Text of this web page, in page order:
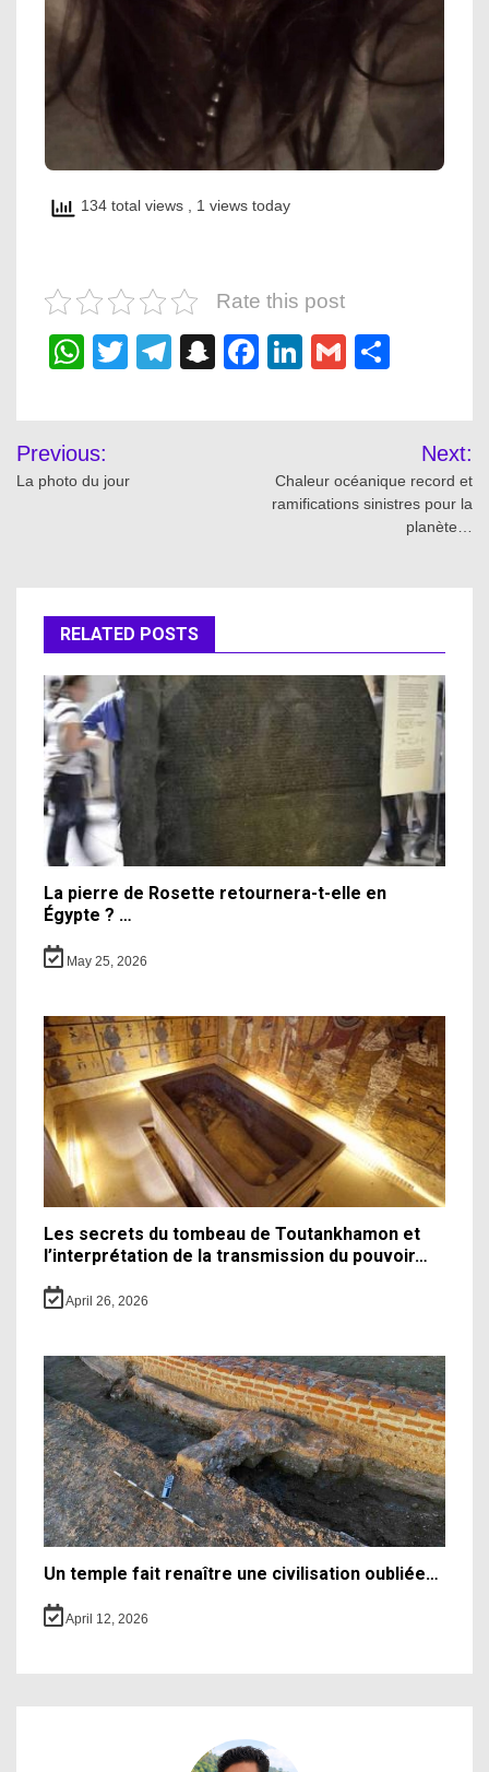
134 total views , 1 views today
Rate this post
WhatsApp
TwitterTelegram
Snapchat
Facebook
LinkedIn
Gmail
Post
navigation
Previous:
La photo du jour
Next:
Chaleur océanique record et
ramifications sinistres pour la
planète…
RELATED POSTS
La pierre de Rosette retournera-t-elle en
Égypte ? …
May 25, 2026
Les secrets du tombeau de Toutankhamon et
l’interprétation de la transmission du pouvoir…
April 26, 2026
Un temple fait renaître une civilisation oubliée…
April 12, 2026